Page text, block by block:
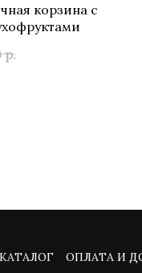
корзина с
р.
КАТАЛОГ ОПЛАТА И